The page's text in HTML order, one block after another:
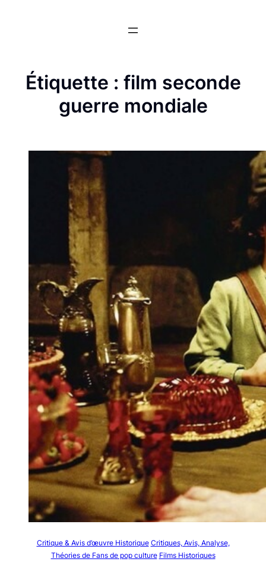
Étiquette : film seconde
guerre mondiale
Critique & Avis d’œuvre Historique Critiques, Avis, Analyse,
Théories de Fans de pop culture Films Historiques